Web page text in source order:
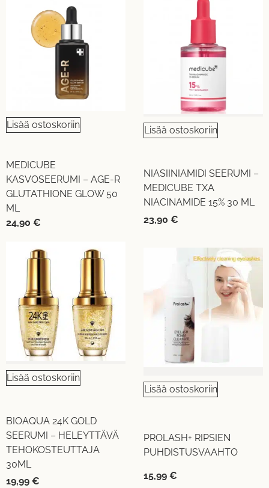
Lisää ostoskoriin
MEDICUBE
KASVOSEERUMI – AGE-R
GLUTATHIONE GLOW 50
ML
24,90 €
Lisää ostoskoriin
NIASIINIAMIDI SEERUMI –
MEDICUBE TXA
NIACINAMIDE 15% 30 ML
23,90 €
Lisää ostoskoriin
BIOAQUA 24K GOLD
SEERUMI – HELEYTTÄVÄ
TEHOKOSTEUTTAJA
30ML
19,99 €
Lisää ostoskoriin
PROLASH+ RIPSIEN
PUHDISTUSVAAHTO
15,99 €